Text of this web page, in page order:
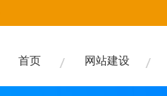
首页 网站建设